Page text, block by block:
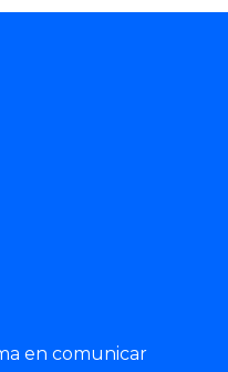
en comunicar